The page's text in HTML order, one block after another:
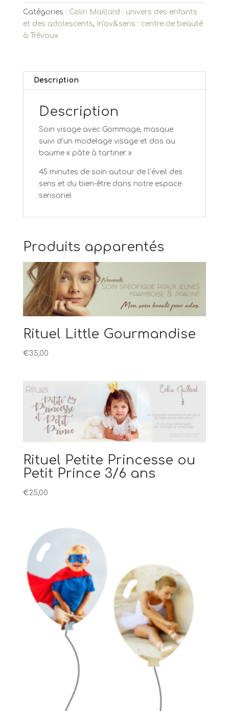
Catégories : Colin Maillard : univers des enfants
et des adolescents,
In'ov&sens : centre de beauté
à Trévoux
Description
Description
Soin visage avec Gommage, masque
suivi d’un modelage visage et dos au
baume « pâte à tartiner »
45 minutes de soin autour de l’éveil des
sens et du bien-être dans notre espace
sensoriel
Produits apparentés
Rituel Little Gourmandise
€35,00
Rituel Petite Princesse ou
Petit Prince 3/6 ans
€25,00